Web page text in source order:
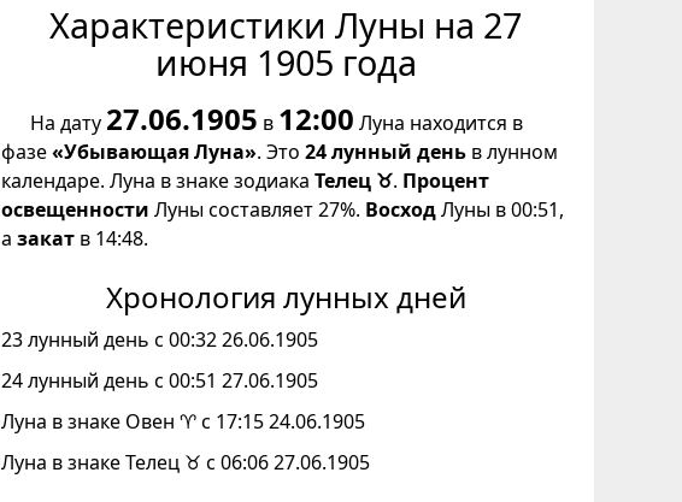
Характеристики Луны на 27
июня 1905 года
На дату 27.06.1905 в 12:00 Луна находится в
фазе«Убывающая Луна». Это 24 лунный день в лунном
календаре. Луна в знаке зодиака Телец ♉. Процент
освещенности Луны составляет 27%. ВосходЛуны в 00:51,
а закат в 14:48.
Хронология лунных дней
23 лунный день с 00:32 26.06.1905
24 лунный день с 00:51 27.06.1905
Луна в знаке Овен ♈ с 17:15 24.06.1905
Луна в знаке Телец ♉ с 06:06 27.06.1905